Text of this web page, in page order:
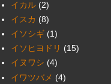
イカル (2)
イスカ (8)
イソシギ (1)
イソヒヨドリ (15)
イヌワシ (4)
イワツバメ (4)